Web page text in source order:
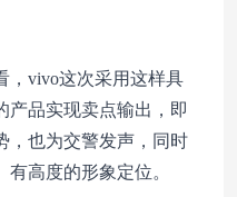
，vivo这次采用这样具
产品实现卖点输出，即
，也为交警发声，同时
高度的形象定位。